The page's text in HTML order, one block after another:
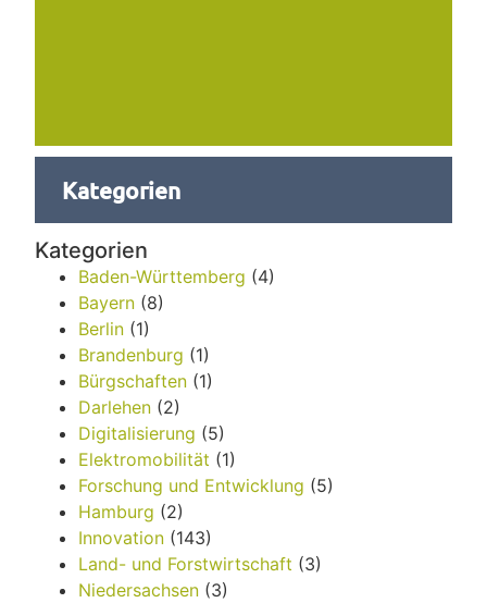
Kategorien
Kategorien
Baden-Württemberg (4)
Bayern (8)
Berlin (1)
Brandenburg (1)
Bürgschaften (1)
Darlehen (2)
Digitalisierung (5)
Elektromobilität (1)
Forschung und Entwicklung (5)
Hamburg (2)
Innovation (143)
Land- und Forstwirtschaft (3)
Niedersachsen (3)